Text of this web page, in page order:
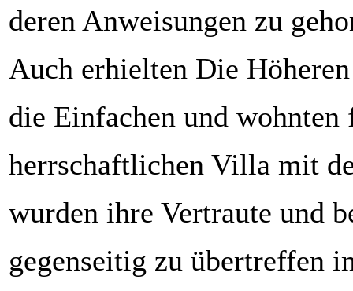
deren Anweisungen zu
Auch erhielten Die
die Einfachen und wohnten
herrschaftlichen Villa mit
wurden ihre Vertraute und
gegenseitig zu übertreffen